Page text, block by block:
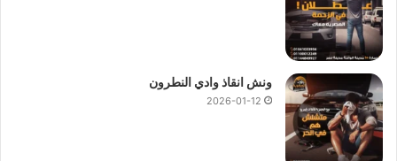
ونش انقاذ وادي النطرون
2026-01-12